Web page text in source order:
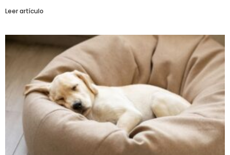
Leer artículo